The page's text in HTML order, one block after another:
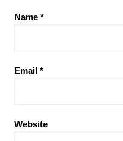
Name *
Email *
Website